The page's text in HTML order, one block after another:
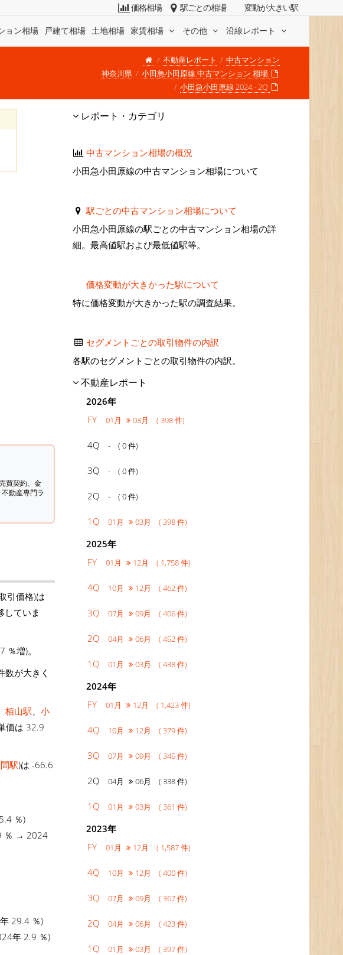
ョン相場 戸建て相場 土地相場 家賃相場 その他 沿線レポート
価格相場 駅ごとの相場 変動が大きい駅
不動産レポート
中古マンション
神奈川県
小田急小田原線 中古マンション 相場
小田急小田原線 2024 - 2Q
買契約、金
動産専門ラ
引価格)は
していま
増)。
が大きく
栢山駅
小
価は 32.9
駅)は -66.6
％)
％ → 2024
29.4 ％)
年 2.9 ％)
レポート・カテゴリ
中古マンション相場の概況
小田急小田原線の中古マンション相場について
駅ごとの中古マンション相場について
小田急小田原線の駅ごとの中古マンション相場の詳
細。最高値駅および最低値駅等。
価格変動が大きかった駅について
特に価格変動が大きかった駅の調査結果。
セグメントごとの取引物件の内訳
各駅のセグメントごとの取引物件の内訳。
不動産レポート
2026年
FY 01月 03月 ( 398 件)
4Q - ( 0 件)
3Q - ( 0 件)
2Q - ( 0 件)
1Q 01月 03月 ( 398 件)
2025年
FY 01月 12月 ( 1,758 件)
4Q 10月 12月 ( 462 件)
3Q 07月 09月 ( 406 件)
2Q 04月 06月 ( 452 件)
1Q 01月 03月 ( 438 件)
2024年
FY 01月 12月 ( 1,423 件)
4Q 10月 12月 ( 379 件)
3Q 07月 09月 ( 345 件)
2Q 04月 06月 ( 338 件)
1Q 01月 03月 ( 361 件)
2023年
FY 01月 12月 ( 1,587 件)
4Q 10月 12月 ( 400 件)
3Q 07月 09月 ( 367 件)
2Q 04月 06月 ( 423 件)
1Q 01月 03月 ( 397 件)